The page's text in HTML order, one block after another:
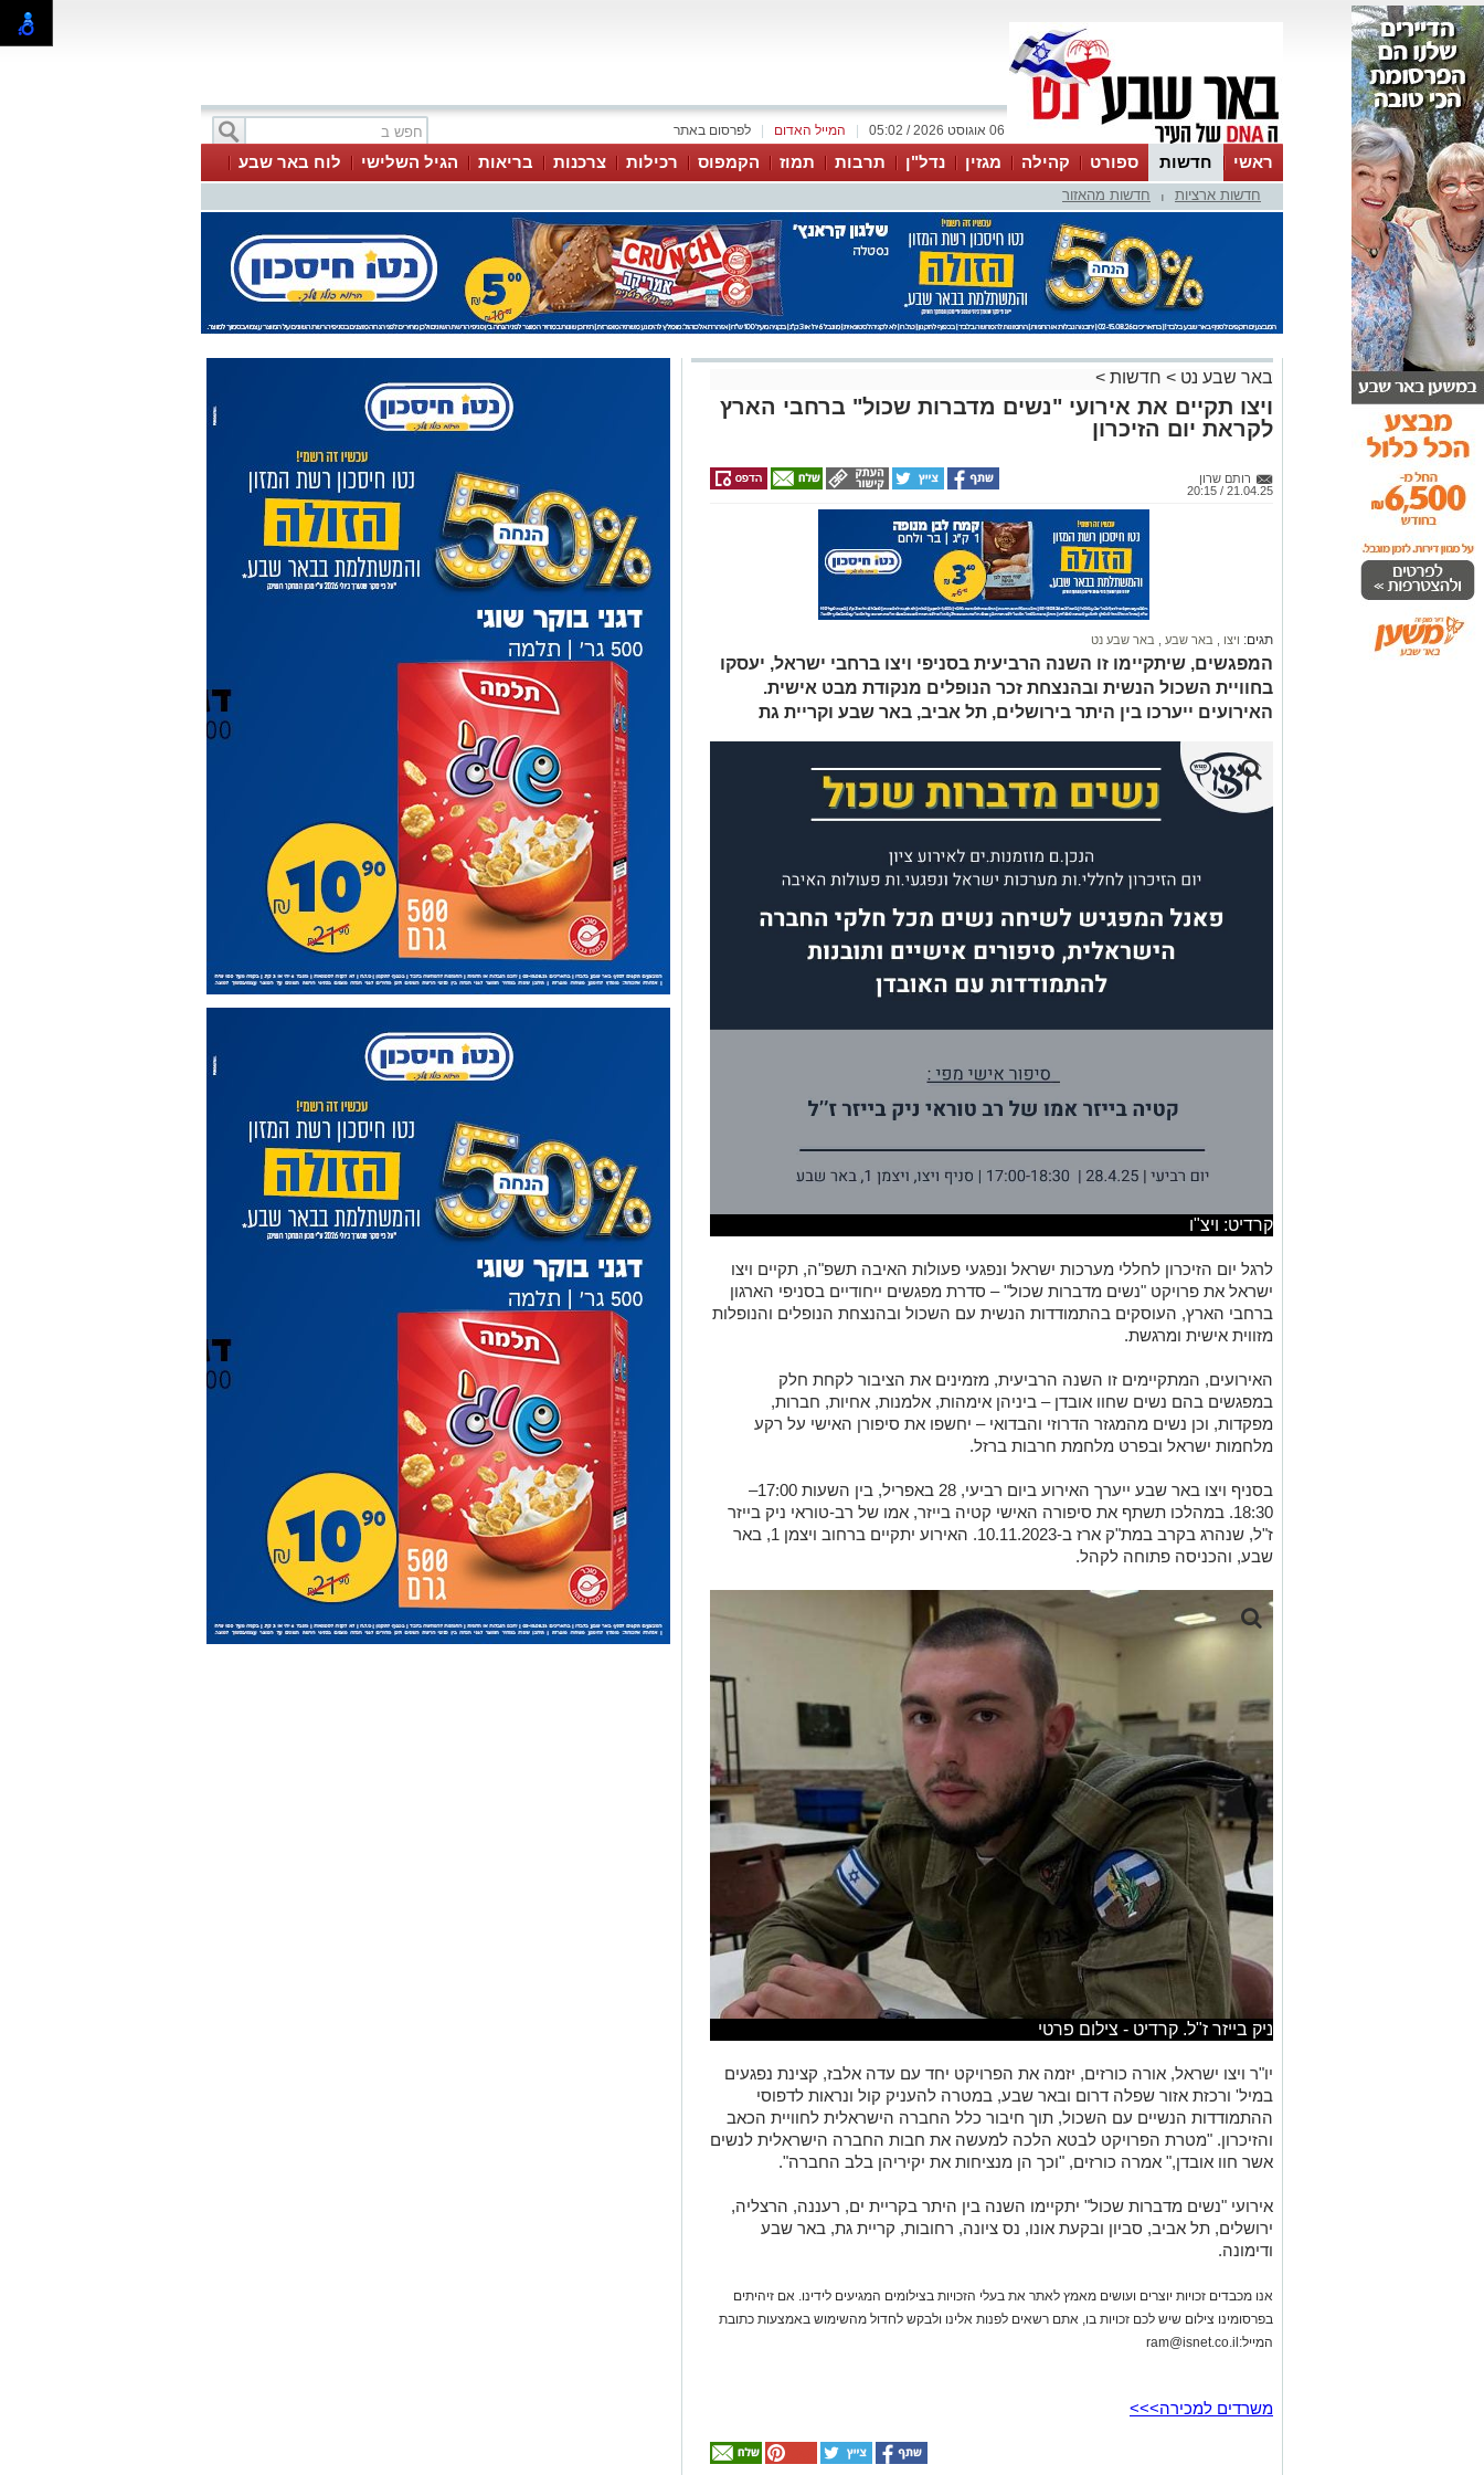
לפרסום באתר המייל האדום 06 אוגוסט 2026 / 05:02
ראשי חדשות ספורט קהילה מגזין נדל"ן תרבות תמוז הקמפוס רכילות צרכנות בריאות הגיל השלישי
לוח באר שבע
עסקים
טיפים והמלצותחדשות ארציות חדשות מהאזור
באר שבע נט > חדשות >
ויצו תקיים את אירועי "נשים מדברות שכול" ברחבי הארץ
לקראת יום הזיכרון
רותם שרון
21.04.25 / 20:15
תגים: ויצו באר שבע באר שבע נט
המפגשים, שיתקיימו זו השנה הרביעית בסניפי ויצו ברחבי ישראל, יעסקו
בחוויית השכול הנשית ובהנצחת זכר הנופלים מנקודת מבט אישית.
האירועים ייערכו בין היתר בירושלים, תל אביב, באר שבע וקריית גת
קרדיט: ויצ"ו
לרגל יום הזיכרון לחללי מערכות ישראל ונפגעי פעולות האיבה תשפ"ה, תקיים ויצו
ישראל את פרויקט "נשים מדברות שכול" – סדרת מפגשים ייחודיים בסניפי הארגון
ברחבי הארץ, העוסקים בהתמודדות הנשית עם השכול ובהנצחת הנופלים והנופלות
מזווית אישית ומרגשת.
האירועים, המתקיימים זו השנה הרביעית, מזמינים את הציבור לקחת חלק
במפגשים בהם נשים שחוו אובדן – ביניהן אימהות, אלמנות, אחיות, חברות,
מפקדות, וכן נשים מהמגזר הדרוזי והבדואי – יחשפו את סיפורן האישי על רקע
מלחמות ישראל ובפרט מלחמת חרבות ברזל.
בסניף ויצו באר שבע ייערך האירוע ביום רביעי, 28 באפריל, בין השעות 17:00–
18:30. במהלכו תשתף את סיפורה האישי קטיה בייזר, אמו של רב-טוראי ניק בייזר
ז"ל, שנהרג בקרב במת"ק ארז ב-10.11.2023. האירוע יתקיים ברחוב ויצמן 1, באר
שבע, והכניסה פתוחה לקהל.
ניק בייזר ז"ל. קרדיט - צילום פרטי
יו"ר ויצו ישראל, אורה כורזים, יזמה את הפרויקט יחד עם עדה אלבז, קצינת נפגעים
במיל' ורכזת אזור שפלה דרום ובאר שבע, במטרה להעניק קול ונראות לדפוסי
ההתמודדות הנשיים עם השכול, תוך חיבור כלל החברה הישראלית לחוויית הכאב
והזיכרון. "מטרת הפרויקט לבטא הלכה למעשה את חבות החברה הישראלית לנשים
אשר חוו אובדן," אמרה כורזים, "וכך הן מנציחות את יקיריהן בלב החברה".
אירועי "נשים מדברות שכול" יתקיימו השנה בין היתר בקריית ים, רעננה, הרצליה,
ירושלים, תל אביב, סביון ובקעת אונו, נס ציונה, רחובות, קריית גת, באר שבע
ודימונה.
אנו מכבדים זכויות יוצרים ועושים מאמץ לאתר את בעלי הזכויות בצילומים המגיעים לידינו. אם זיהיתים
בפרסומינו צילום שיש לכם זכויות בו, אתם רשאים לפנות אלינו ולבקש לחדול מהשימוש באמצעות כתובת
המייל:ram@isnet.co.il
משרדים למכירה>>>